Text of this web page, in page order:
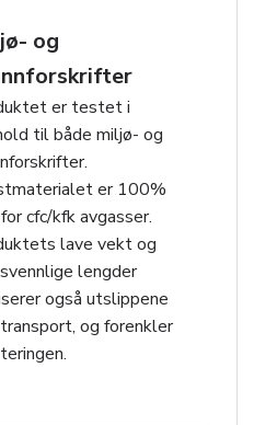
og
er testet i
til både miljø- og
er 100%
cfc/kfk avgasser.
lave vekt og
lengder
også utslippene
og forenkler